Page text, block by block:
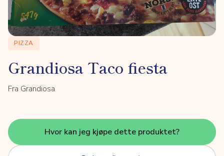
PIZZA
Grandiosa Taco fiesta
Fra Grandiosa
Hvor kan jeg kjøpe dette produktet?